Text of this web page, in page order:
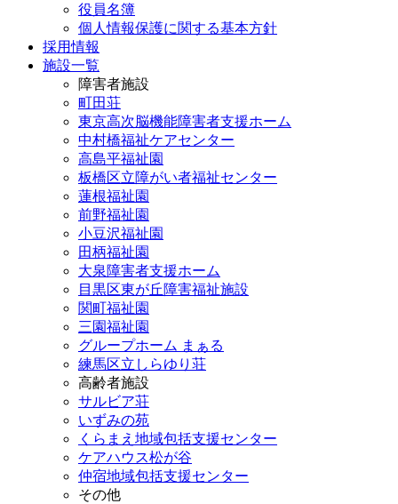
役員名簿
個人情報保護に関する基本方針
採用情報
施設一覧
障害者施設
町田荘
東京高次脳機能障害者支援ホーム
中村橋福祉ケアセンター
高島平福祉園
板橋区立障がい者福祉センター
蓮根福祉園
前野福祉園
小豆沢福祉園
田柄福祉園
大泉障害者支援ホーム
目黒区東が丘障害福祉施設
関町福祉園
三園福祉園
グループホーム まぁる
練馬区立しらゆり荘
高齢者施設
サルビア荘
いずみの苑
くらまえ地域包括支援センター
ケアハウス松が谷
仲宿地域包括支援センター
その他